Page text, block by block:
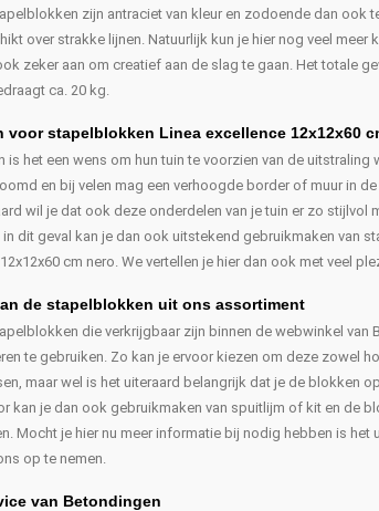
zijn antraciet van kleur en zodoende dan ook
over strakke lijnen. Natuurlijk kun je hier nog veel meer
zeker aan om creatief aan de slag te gaan. Het totale
ca. 20 kg.
voor stapelblokken Linea excellence 12x12x60
is het een wens om hun tuin te voorzien van de uitstraling
en bij velen mag een verhoogde border of muur in
wil je dat ook deze onderdelen van je tuin er zo stijlvol
in dit geval kan je dan ook uitstekend gebruikmaken van
cm nero. We vertellen je hier dan ook met veel
de stapelblokken uit ons assortiment
die verkrijgbaar zijn binnen de webwinkel van
te gebruiken. Zo kan je ervoor kiezen om deze zowel
maar wel is het uiteraard belangrijk dat je de blokken
kan je dan ook gebruikmaken van spuitlijm of kit en de
Mocht je hier nu meer informatie bij nodig hebben is het
op te nemen.
van Betondingen